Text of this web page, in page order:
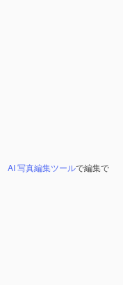
AI 写真編集ツールで編集で